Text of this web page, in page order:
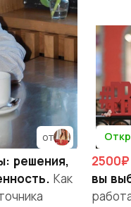
от
решения,
Как
2500₽
вы